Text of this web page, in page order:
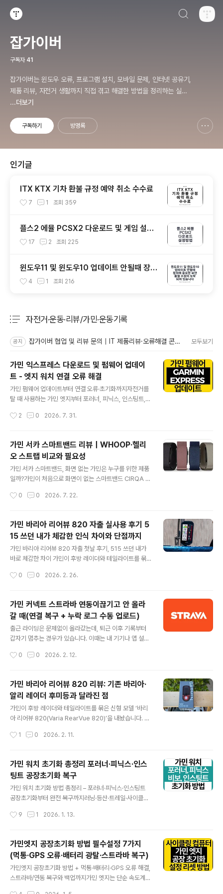
잡가이버
구독자 41
잡가이버는 윈도우 오류, 프로그램 설치, 모바일 문제, 인터넷 공유기,
제품 리뷰, 자전거 생활까지 직접 겪고 해결한 방법을 정리하는 실전
문제 해결 블로그입니다.
...더보기
구독하기 방명록
인기글
ITX KTX 기차 환불 규정 예약 취소 수수료
7 1 조회 359
플스2 에뮬 PCSX2 다운로드 및 게임 설정
방법 - PS2 세이브파일 및 최적화
17 2 조회 225
윈도우11 및 윈도우10 업데이트 안될때 장치
에 중요한 보안 및 품질 수정이 누락되어 있습
4 1 조회 216
자전거·운동·리뷰/가민·운동기록
공지 잡가이버 협업 및 리뷰 문의｜IT 제품리뷰·오류해결 콘텐츠·자전거 장비 모두보기
가민 익스프레스 다운로드 및 펌웨어 업데이
트 - 엣지 워치 연결 오류 해결
가민 펌웨어 업데이트부터 연결 오류·초기화까지자전거를
탈 때 사용하는 가민 엣지부터 포러너, 피닉스, 인스팅트,베
해센서 안정성, GPS 수신, 배터리 관리와 각종 기능이 개
시작하려는 순간업데이트 알림이 뜨거나, Garmin Conn
ect 동기화는 되는데펌웨어 설치가 미뤄지는 일을 여러 번
경험했습니다.이럴 때는 무조건 초기화하기보다 Garmin
Connect, Wi-Fi,Garmin Express 중 어떤 경로로 업
데이트되는 기기인지 먼저 확인해야 합니다.모델과 세대에
입니다.가민 업데이트 문제 핵심 요약스마트폰 연결형 기
2 0 2026. 7. 31.
가민 서카 스마트밴드 리뷰｜WHOOP·헬리
오 스트랩 비교와 필요성
가민 서카 스마트밴드, 화면 없는 가민은 누구를 위한 제품
일까?가민이 처음으로 화면이 없는 스마트밴드 CIRQA S
간을 확인하거나 메시지 알림을 보는 제품이 아니라, 하루
록하고 결과는 Garmin Connect 앱에서 확인하는 형태
입니다.처음 사진을 봤을 때 가장 먼저 떠오르는 제품은 W
HOOP이었습니다.다만 서카는 WHOOP처럼 매년 멤버
십을 유지해야 기본 분석을 보는 구조가 아니라, 가민의 기
본 건강·피트니스 지표는 별도 구독 없이 Garmin Conne
지와 파워미터를 사용해 자전거를 타고, 러닝과 수면·회복
0 0 2026. 7. 22.
가민 바리아 리어뷰 820 자출 실사용 후기 5
15 쓰던 내가 체감한 인식 차이와 단점까지
가민 바리아 리어뷰 820 자출 첫날 후기, 515 쓰던 내가
바로 체감한 차이 가민이 후방 레이더와 테일라이트를 묶
0)’을 내놨습니다. 저는 원래 바리아 515를 꽤 오래 자출
던 사람입니다. 그런데 515가 배터리 수명이 애매해지고
(그래도 영하에서 2시간 이상은 버티긴 했어요), Fly6Pro
는 블박 기능이 고장 나버리면서 “이 조합을 계속 끌고 가
는 게 맞나” 싶더라고요. 그래서 515는 라이트 끄고 레이
더만 켜서 쓰고, Fly6Pro는 low pulse 정도로 억지로 버
레이더 블랙박스 RCT715, 블랙, 1개 - ..
0 0 2026. 2. 26.
가민 커넥트 스트라바 연동이끊기고 안 올라
갈 때(연결 복구 + 누락 로그 수동 업로드)
출근 라이딩은 문제없이 올라갔는데, 퇴근 이후 기록부터
갑자기 멈추는 경우가 있습니다. 이때는 내 기기나 앱 설정
리면서 권한이 풀리는 패턴이 자주 보입니다.증상부터 확
에서 자동 업로드가 멈췄다면, 먼저 연결 자체가 살아있는
지부터 보셔야 합니다.특히 오류가 난 시점 전후로 가민 커
넥트의 연결 목록에서 Strava가 통째로 안 보이는 경우가
많습니다.위처럼 Strava가 목록에서 빠져 있으면, 기록이
업로드되지 않는 건 자연스러운 결과입니다. 연결이 끊겼
같다”는 느낌이 들 수 있습니다. 실제로는 전송 경로만 막
0 0 2026. 2. 12.
가민 바리아 리어뷰 820 리뷰: 기존 바리아·
알리 레이더 후미등과 달라진 점
가민이 후방 레이더와 테일라이트를 묶은 신형 모델 ‘바리
아 리어뷰 820(Varia RearVue 820)’을 내놨습니다. 기
메라)과, 알리에서 흔히 보이는 유사 레이더 후미등을 함께
정리해드립니다.리어뷰 820 겨냥한 상황출퇴근 코스처럼
차로가 자주 갈라지고, 뒤 차량이 언제·어느 라인으로 추월
할지 읽기 어려운 구간에서 존재감이 커집니다.미러만으로
는 놓치기 쉬운 접근을 레이더로 먼저 잡아 엣지(Edge)나
전용 앱에 일정한 형태로 띄우는 방식입니다.그래블·지방
는 차”와 “비슷한 속도로 따라오는 차”를 구분해주는 쪽이
1 0 2026. 2. 11.
가민 워치 초기화 총정리 포러너·피닉스·인스
팅트 공장초기화 복구
가민 워치 초기화 방법 총정리 – 포러너·피닉스·인스팅트
공장초기화부터 완전 복구까지러닝·등산·트레일·사이클링
꼭 옵니다. 업데이트 후 블루투스가 끊기거나, GPS가 이상
한” 오류가 쌓일 때가 있죠. 이럴 때는 애매하게 설정을 건
드리기보다 공장 초기화(Factory Reset)로 한 번에 정리
하는 편이 훨씬 빠릅니다.가민의 강점은 단순 기록을 넘어
심박, VO2max, 훈련부하, 회복 상태 같은 데이터를 계속
누적하며 “나한테 맞는 패턴”으로 맞춰간다는 점입니다.
9 1 2026. 1. 13.
가민엣지 공장초기화 방법 필수설정 7가지
(먹통·GPS 오류·배터리 광탈·스트라바 복구)
가민엣지 공장초기화 방법 + 먹통·배터리·GPS 오류 해결,
스트라바/연동 복구와 백업까지가민 엣지는 단순 속도계를